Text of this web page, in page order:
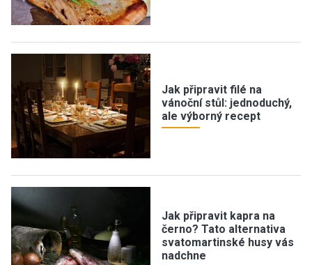
Jak připravit filé na
vánoční stůl: jednoduchý,
ale výborný recept
Jak připravit kapra na
černo? Tato alternativa
svatomartinské husy vás
nadchne